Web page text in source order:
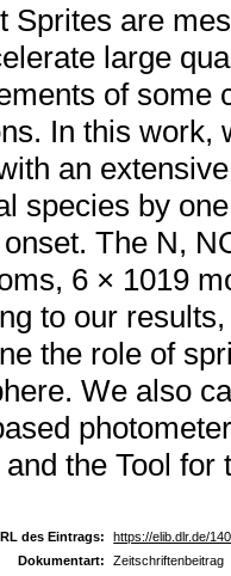
Sprites are
large
of some
In this work,
an
species by
The N,
6 × 1019
to our
the role of
We also
the Tool
des Eintrags:
https://elib.dlr.de/
Dokumentart:
Zeitschriftenbeitrag